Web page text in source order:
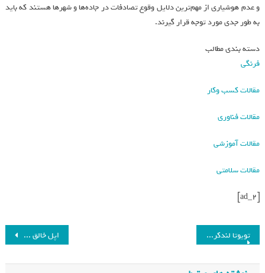
و عدم هوشیاری از مهم‌ترین دلایل وقوع تصادفات در جاده‌ها و شهرها هستند که باید
به طور جدی مورد توجه قرار گیرند.
دسته بندی مطالب
فرنگی
مقالات کسب وکار
مقالات فناوری
مقالات آموزشی
مقالات سلامتی
[ad_2]
اپل خالق هدست ویژن پرو را مسئول توسعه سیری کرد_فرنگی تویوتا لندکروزر برقی در راه است!_فرنگی